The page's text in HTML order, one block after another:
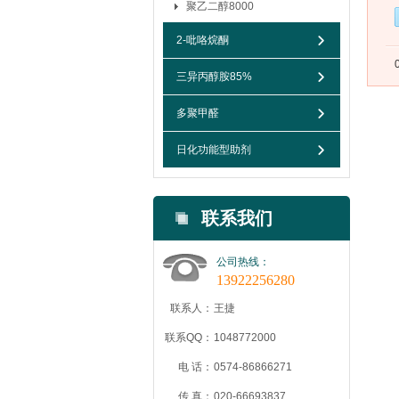
聚乙二醇8000
2-吡咯烷酮
三异丙醇胺85%
多聚甲醛
日化功能型助剂
联系我们
公司热线：
13922256280
联系人： 王捷
联系QQ： 1048772000
电 话： 0574-86866271
传 真： 020-66693837